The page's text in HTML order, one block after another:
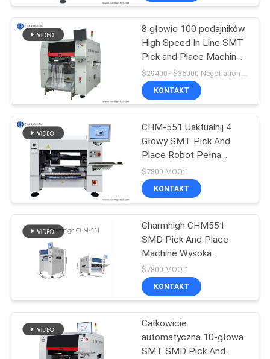
NAS
WYCIECZKA
FABRYCZNA
KONTROLA
JAKOŚCI
SKONTAKTUJ
NAMI
AKTUALNOŚCI
SHOPPING
ON
linia produkcyjna
smt
37
Drukarka
szablonowa
SMT Reflow Oven
8 głowic 100 podajników
High Speed ​​In Line SMT
Pick and Place Machine
CHM-861
KONTAKT
CHM-551 Uaktualnij 4
Głowy SMT Pick And
Place Robot Pełna
automatyczna dla 0201
$7800 MOQ:1
KONTAKT
Charmhigh CHM551
SMD Pick And Place
Machine Wysoka
precyzja dla 0201 / QFN /
BGA
$7800 MOQ:1
KONTAKT
Całkowicie
automatyczna 10-głowa
SMT SMD Pick And